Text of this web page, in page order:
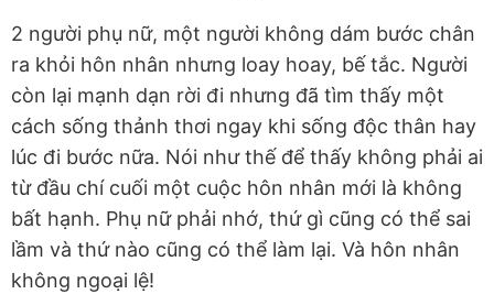
2 người phụ nữ, một người không dám bước chân
ra khỏi hôn nhân nhưng loay hoay, bế tắc. Người
còn lại mạnh dạn rời đi nhưng đã tìm thấy một
cách sống thảnh thơi ngay khi sống độc thân hay
lúc đi bước nữa. Nói như thế để thấy không phải ai
từ đầu chí cuối một cuộc hôn nhân mới là không
bất hạnh. Phụ nữ phải nhớ, thứ gì cũng có thể sai
lầm và thứ nào cũng có thể làm lại. Và hôn nhân
không ngoại lệ!